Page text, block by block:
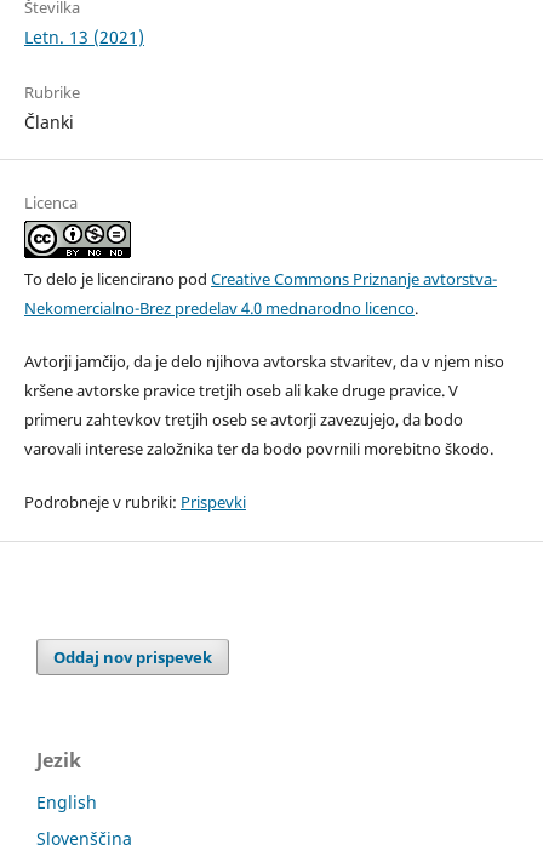
Številka
Letn. 13 (2021)
Rubrike
Članki
Licenca
To delo je licencirano pod Creative Commons Priznanje avtorstva-
Nekomercialno-Brez predelav 4.0 mednarodno licenco.
Avtorji jamčijo, da je delo njihova avtorska stvaritev, da v njem niso
kršene avtorske pravice tretjih oseb ali kake druge pravice. V
primeru zahtevkov tretjih oseb se avtorji zavezujejo, da bodo
varovali interese založnika ter da bodo povrnili morebitno škodo.
Podrobneje v rubriki: Prispevki
Oddaj nov prispevek
Jezik
English
Slovenščina